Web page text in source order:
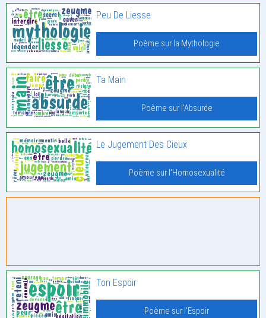
Peu De Liesse
Poème sur la Mythologie
Ta Main
Poème sur l'Absurde
Le Jugement Des Cieux
Poème sur l'Homosexualité
Ton Espoir
Poème sur l'Espoir